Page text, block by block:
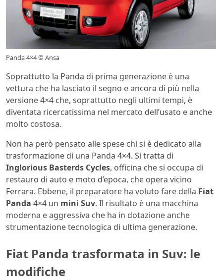
Panda 4×4 © Ansa
Soprattutto la Panda di prima generazione è una
vettura che ha lasciato il segno e ancora di più nella
versione 4×4 che, soprattutto negli ultimi tempi, è
diventata ricercatissima nel mercato dell’usato e anche
molto costosa.
Non ha però pensato alle spese chi si è dedicato alla
trasformazione di una Panda 4×4. Si tratta di
Inglorious Basterds Cycles, officina che si occupa di
restauro di auto e moto d’epoca, che opera vicino
Ferrara. Ebbene, il preparatore ha voluto fare della Fiat
Panda 4×4 un mini Suv. Il risultato è una macchina
moderna e aggressiva che ha in dotazione anche
strumentazione tecnologica di ultima generazione.
Fiat Panda trasformata in Suv: le
modifiche